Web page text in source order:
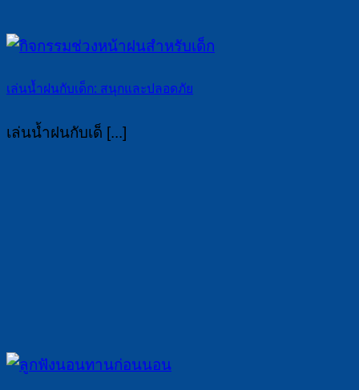
เล่นน้ำฝนกับเด็ก: สนุกและปลอดภัย
เล่นน้ำฝนกับเด็ [...]